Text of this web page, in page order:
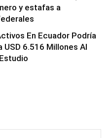
y estafas a
En Ecuador Podría
USD 6.516 Millones Al